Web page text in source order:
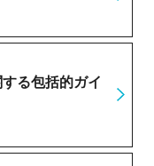
る包括的ガイ